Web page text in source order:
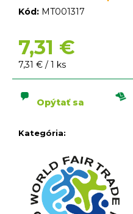
Kód: MT001317
7,31 €
Jednotková
cena:
7,31 € / 1 ks
Kategória:
Opýtať sa
t
n
á
HĽADAŤ